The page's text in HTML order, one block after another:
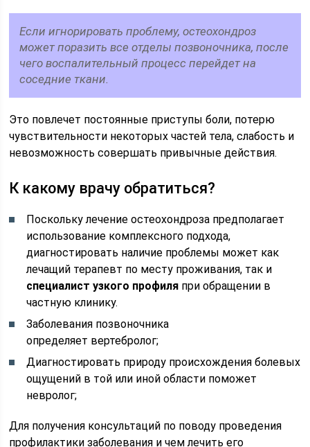
Если игнорировать проблему, остеохондроз
может поразить все отделы позвоночника, после
чего воспалительный процесс перейдет на
соседние ткани.
Это повлечет постоянные приступы боли, потерю
чувствительности некоторых частей тела, слабость и
невозможность совершать привычные действия.
К какому врачу обратиться?
Поскольку лечение остеохондроза предполагает
использование комплексного подхода,
диагностировать наличие проблемы может как
лечащий терапевт по месту проживания, так и
специалист узкого профиля при обращении в
частную клинику.
Заболевания позвоночника
определяет вертебролог;
Диагностировать природу происхождения болевых
ощущений в той или иной области поможет
невролог;
Для получения консультаций по поводу проведения
профилактики заболевания и чем лечить его